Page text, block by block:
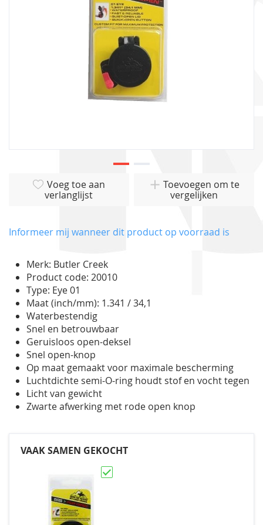
van
gallerij
Voeg toe aan
verlanglijst
Toevoegen om te
vergelijken
Informeer mij wanneer dit product op voorraad is
Merk: Butler Creek
Product code: 20010
Type: Eye 01
Maat (inch/mm): 1.341 / 34,1
Waterbestendig
Snel en betrouwbaar
Geruisloos open-deksel
Snel open-knop
Op maat gemaakt voor maximale bescherming
Luchtdichte semi-O-ring houdt stof en vocht tegen
Licht van gewicht
Zwarte afwerking met rode open knop
VAAK SAMEN GEKOCHT